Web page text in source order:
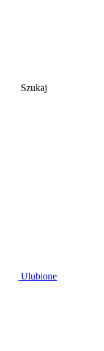
Szukaj
Ulubione